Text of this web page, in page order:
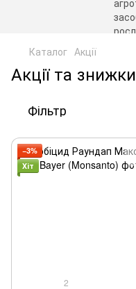
Каталог Акції
Акції та знижки
Фільтр
−3%
Хіт
2